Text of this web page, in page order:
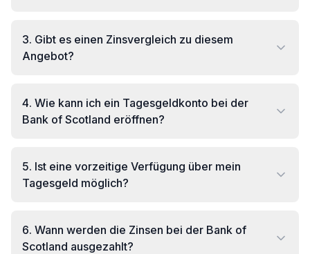
3. Gibt es einen Zinsvergleich zu diesem
Angebot?
4. Wie kann ich ein Tagesgeldkonto bei der
Bank of Scotland eröffnen?
5. Ist eine vorzeitige Verfügung über mein
Tagesgeld möglich?
6. Wann werden die Zinsen bei der Bank of
Scotland ausgezahlt?